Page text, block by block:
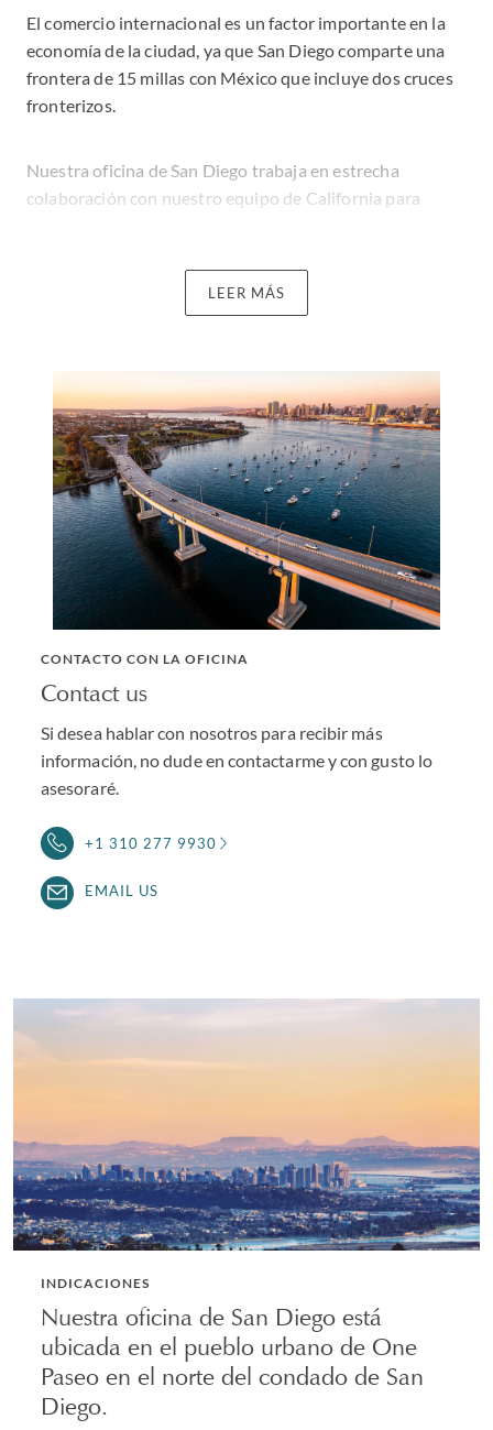
El comercio internacional es un factor importante en la
economía de la ciudad, ya que San Diego comparte una
frontera de 15 millas con México que incluye dos cruces
fronterizos.
Nuestra oficina de San Diego trabaja en estrecha
colaboración con nuestro equipo de California para
e internacional, planificación tributaria personal y
planificación y operaciones comerciales.
Los abogados de Withers cuentan con vasta experiencia
en la representación de los intereses nacionales e
internacionales de nuestros clientes en California y el
exterior. Nuestras oficinas, ubicadas en EE. UU., el Reino
Unido, Asia y Europa, pueden brindar asesoramiento a
los clientes en tiempo real independientemente del
momento y del sitio en que se encuentren.
LEER MÁS
CONTACTO CON LA OFICINA
Contact us
Si desea hablar con nosotros para recibir más
información, no dude en contactarme y con gusto lo
asesoraré.
+1 310 277 9930
EMAIL US
INDICACIONES
Nuestra oficina de San Diego está
ubicada en el pueblo urbano de One
Paseo en el norte del condado de San
Diego.